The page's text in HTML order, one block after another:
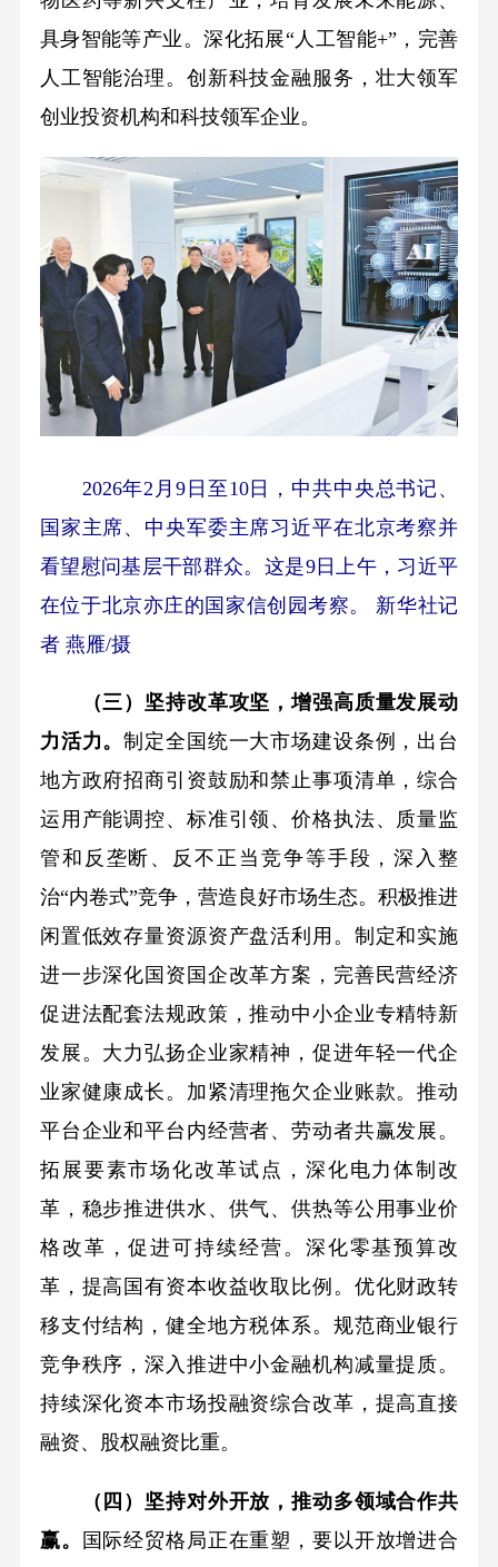
具身智能等产业。深化拓展“人工智能+”，完善
人工智能治理。创新科技金融服务，壮大领军
创业投资机构和科技领军企业。
2026年2月9日至10日，中共中央总书记、
国家主席、中央军委主席习近平在北京考察并
看望慰问基层干部群众。这是9日上午，习近平
在位于北京亦庄的国家信创园考察。 新华社记
者 燕雁/摄
（三）坚持改革攻坚，增强高质量发展动
力活力。制定全国统一大市场建设条例，出台
地方政府招商引资鼓励和禁止事项清单，综合
运用产能调控、标准引领、价格执法、质量监
管和反垄断、反不正当竞争等手段，深入整
治“内卷式”竞争，营造良好市场生态。积极推进
闲置低效存量资源资产盘活利用。制定和实施
进一步深化国资国企改革方案，完善民营经济
促进法配套法规政策，推动中小企业专精特新
发展。大力弘扬企业家精神，促进年轻一代企
业家健康成长。加紧清理拖欠企业账款。推动
平台企业和平台内经营者、劳动者共赢发展。
拓展要素市场化改革试点，深化电力体制改
革，稳步推进供水、供气、供热等公用事业价
格改革，促进可持续经营。深化零基预算改
革，提高国有资本收益收取比例。优化财政转
移支付结构，健全地方税体系。规范商业银行
竞争秩序，深入推进中小金融机构减量提质。
持续深化资本市场投融资综合改革，提高直接
融资、股权融资比重。
（四）坚持对外开放，推动多领域合作共
赢。
国际经贸格局正在重塑，要以开放增进合